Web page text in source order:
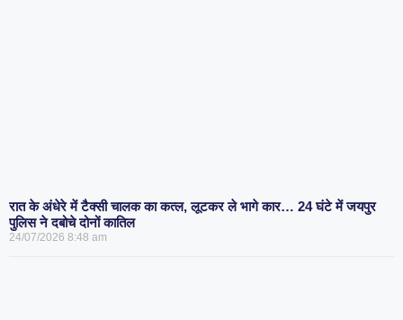
रात के अंधेरे में टैक्सी चालक का कत्ल, लूटकर ले भागे कार… 24 घंटे में जयपुर
पुलिस ने दबोचे दोनों कातिल
24/07/2026 8:48 am